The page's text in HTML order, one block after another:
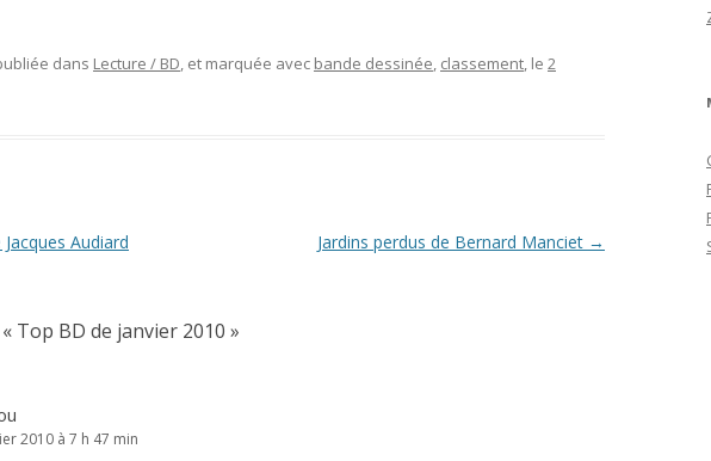
dans Lecture / BD, et marquée avec bande dessinée, classement, le 2
Audiard Jardins perdus de Bernard Manciet →
Top BD de janvier 2010 »
2010 à 7 h 47 min